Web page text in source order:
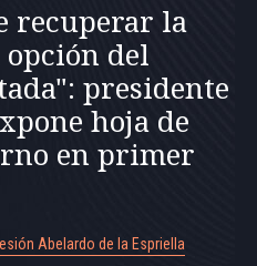
recuperar la
del
presidente
hoja de
en primer
Abelardo de la Espriella